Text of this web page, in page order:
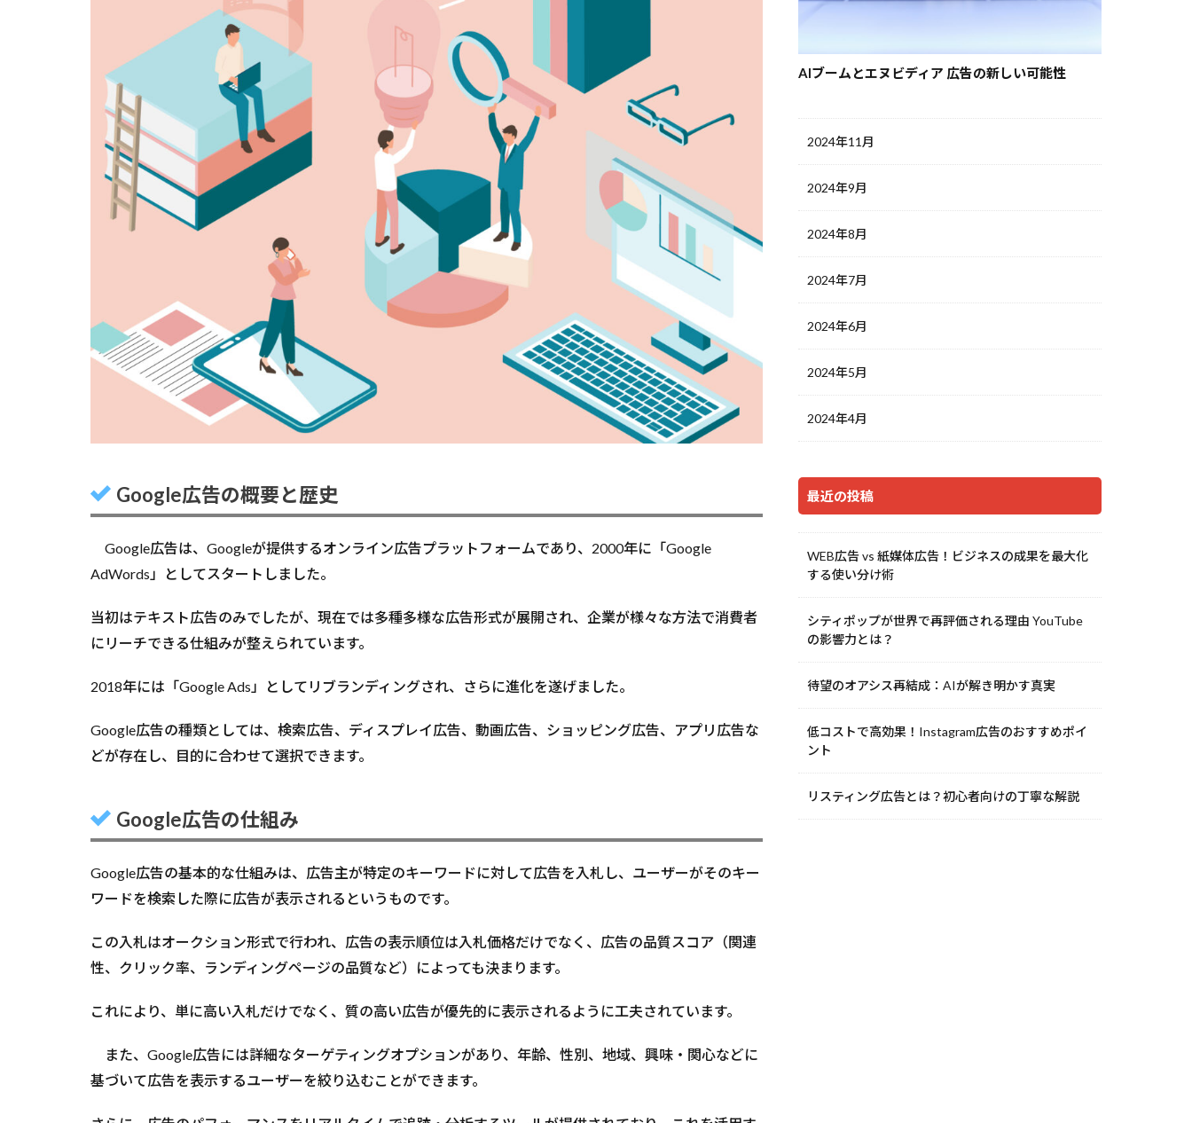
Google広告の概要と歴史
Google広告は、Googleが提供するオンライン広告プラットフォームであり、2000年に「Google
AdWords」としてスタートしました。
当初はテキスト広告のみでしたが、現在では多種多様な広告形式が展開され、企業が様々な方法で消費者
にリーチできる仕組みが整えられています。
2018年には「Google Ads」としてリブランディングされ、さらに進化を遂げました。
Google広告の種類としては、検索広告、ディスプレイ広告、動画広告、ショッピング広告、アプリ広告な
どが存在し、目的に合わせて選択できます。
Google広告の仕組み
Google広告の基本的な仕組みは、広告主が特定のキーワードに対して広告を入札し、ユーザーがそのキー
ワードを検索した際に広告が表示されるというものです。
この入札はオークション形式で行われ、広告の表示順位は入札価格だけでなく、広告の品質スコア（関連
性、クリック率、ランディングページの品質など）によっても決まります。
これにより、単に高い入札だけでなく、質の高い広告が優先的に表示されるように工夫されています。
また、Google広告には詳細なターゲティングオプションがあり、年齢、性別、地域、興味・関心などに
基づいて広告を表示するユーザーを絞り込むことができます。
AIブームとエヌビディア 広告の新しい可能性
2024年11月
2024年9月
2024年8月
2024年7月
2024年6月
2024年5月
2024年4月
最近の投稿
WEB広告 vs 紙媒体広告！ビジネスの成果を最大化
する使い分け術
シティポップが世界で再評価される理由 YouTube
の影響力とは？
待望のオアシス再結成：AIが解き明かす真実
低コストで高効果！Instagram広告のおすすめポイ
ント
リスティング広告とは？初心者向けの丁寧な解説